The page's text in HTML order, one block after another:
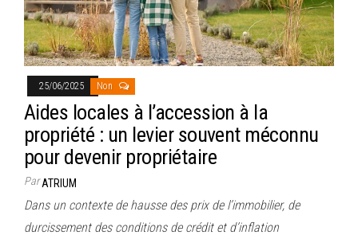
25/06/2025 Non
Aides locales à l’accession à la
propriété : un levier souvent méconnu
pour devenir propriétaire
ParATRIUM
Dans un contexte de hausse des prix de l’immobilier, de
durcissement des conditions de crédit et d’inflation